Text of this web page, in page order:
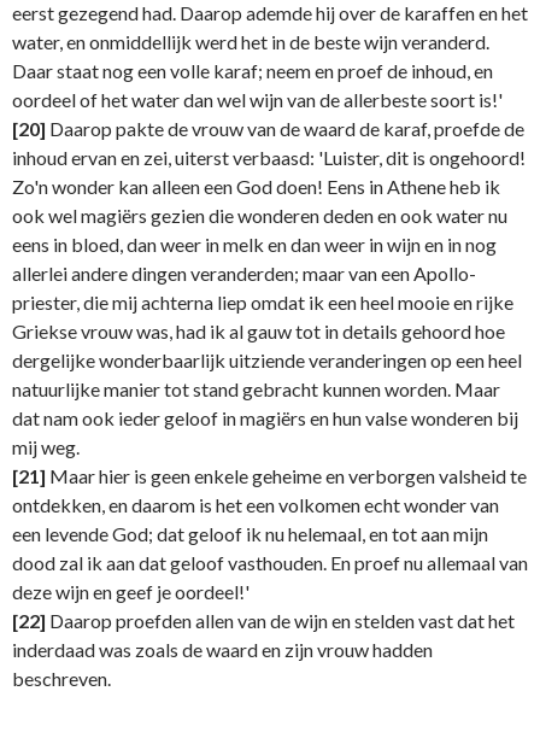
eerst gezegend had. Daarop ademde hij over de karaffen en het
water, en onmiddellijk werd het in de beste wijn veranderd.
Daar staat nog een volle karaf; neem en proef de inhoud, en
oordeel of het water dan wel wijn van de allerbeste soort is!'
[20] Daarop pakte de vrouw van de waard de karaf, proefde de
inhoud ervan en zei, uiterst verbaasd: 'Luister, dit is ongehoord!
Zo'n wonder kan alleen een God doen! Eens in Athene heb ik
ook wel magiërs gezien die wonderen deden en ook water nu
eens in bloed, dan weer in melk en dan weer in wijn en in nog
allerlei andere dingen veranderden; maar van een Apollo-
priester, die mij achterna liep omdat ik een heel mooie en rijke
Griekse vrouw was, had ik al gauw tot in details gehoord hoe
dergelijke wonderbaarlijk uitziende veranderingen op een heel
natuurlijke manier tot stand gebracht kunnen worden. Maar
dat nam ook ieder geloof in magiërs en hun valse wonderen bij
mij weg.
[21] Maar hier is geen enkele geheime en verborgen valsheid te
ontdekken, en daarom is het een volkomen echt wonder van
een levende God; dat geloof ik nu helemaal, en tot aan mijn
dood zal ik aan dat geloof vasthouden. En proef nu allemaal van
deze wijn en geef je oordeel!'
[22] Daarop proefden allen van de wijn en stelden vast dat het
inderdaad was zoals de waard en zijn vrouw hadden
beschreven.